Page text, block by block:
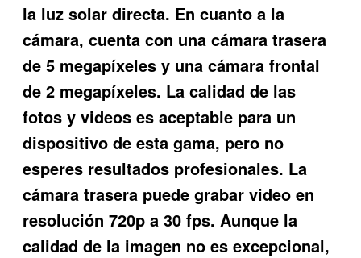
la luz solar directa. En cuanto a la
cámara, cuenta con una cámara trasera
de 5 megapíxeles y una cámara frontal
de 2 megapíxeles. La calidad de las
fotos y videos es aceptable para un
dispositivo de esta gama, pero no
esperes resultados profesionales. La
cámara trasera puede grabar video en
resolución 720p a 30 fps. Aunque la
calidad de la imagen no es excepcional,